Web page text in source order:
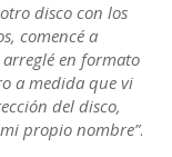
disco con los
comencé a
en formato
a medida que vi
del disco,
propio nombre”.